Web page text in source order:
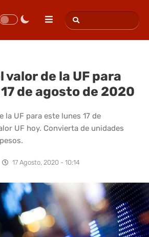
valor de la UF para
de agosto de 2020
la UF para este lunes 17 de
UF hoy. Convierta de unidades
17 Agosto, 2020 - 10:14